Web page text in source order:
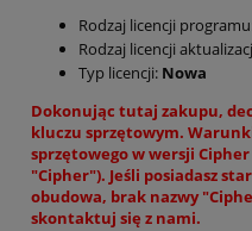
Rodzaj licencji
Rodzaj licencji
Typ licencji: Nowa
Dokonując tutaj zakupu,
kluczu sprzętowym.
sprzętowego w wersji
"Cipher"). Jeśli posiadasz
obudowa, brak nazwy
skontaktuj się z nami.